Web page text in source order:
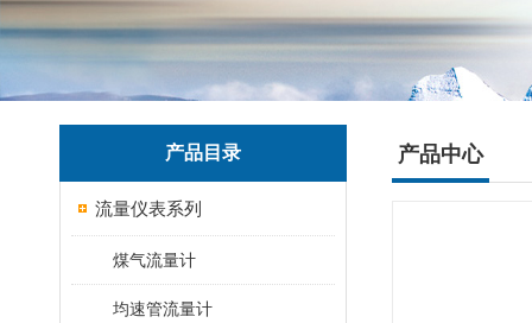
产品目录
流量仪表系列
煤气流量计
均速管流量计
产品中心